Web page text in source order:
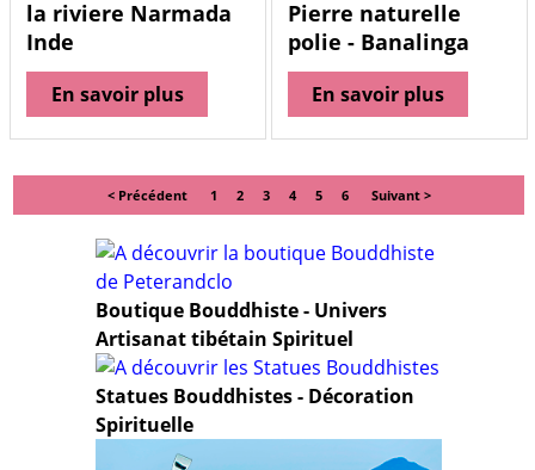
la riviere Narmada
Inde
En savoir plus
Pierre naturelle
polie - Banalinga
En savoir plus
< Précédent 1 2 3 4 5 6 Suivant >
Boutique Bouddhiste - Univers
Artisanat tibétain Spirituel
Statues Bouddhistes - Décoration
Spirituelle